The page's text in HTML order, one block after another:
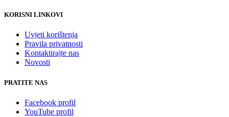
KORISNI LINKOVI
Uvjeti korištenja
Pravila privatnosti
Kontaktirajte nas
Novosti
PRATITE NAS
Facebook profil
YouTube profil